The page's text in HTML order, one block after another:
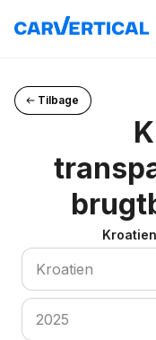
Tilbage
Kroatien
Søg efter land
Kroatien
Søg efter land
2025